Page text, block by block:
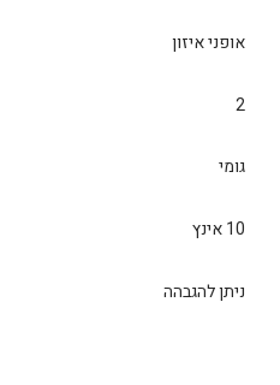
אופני איזון
2
גומי
10 אינץ
ניתן להגבהה